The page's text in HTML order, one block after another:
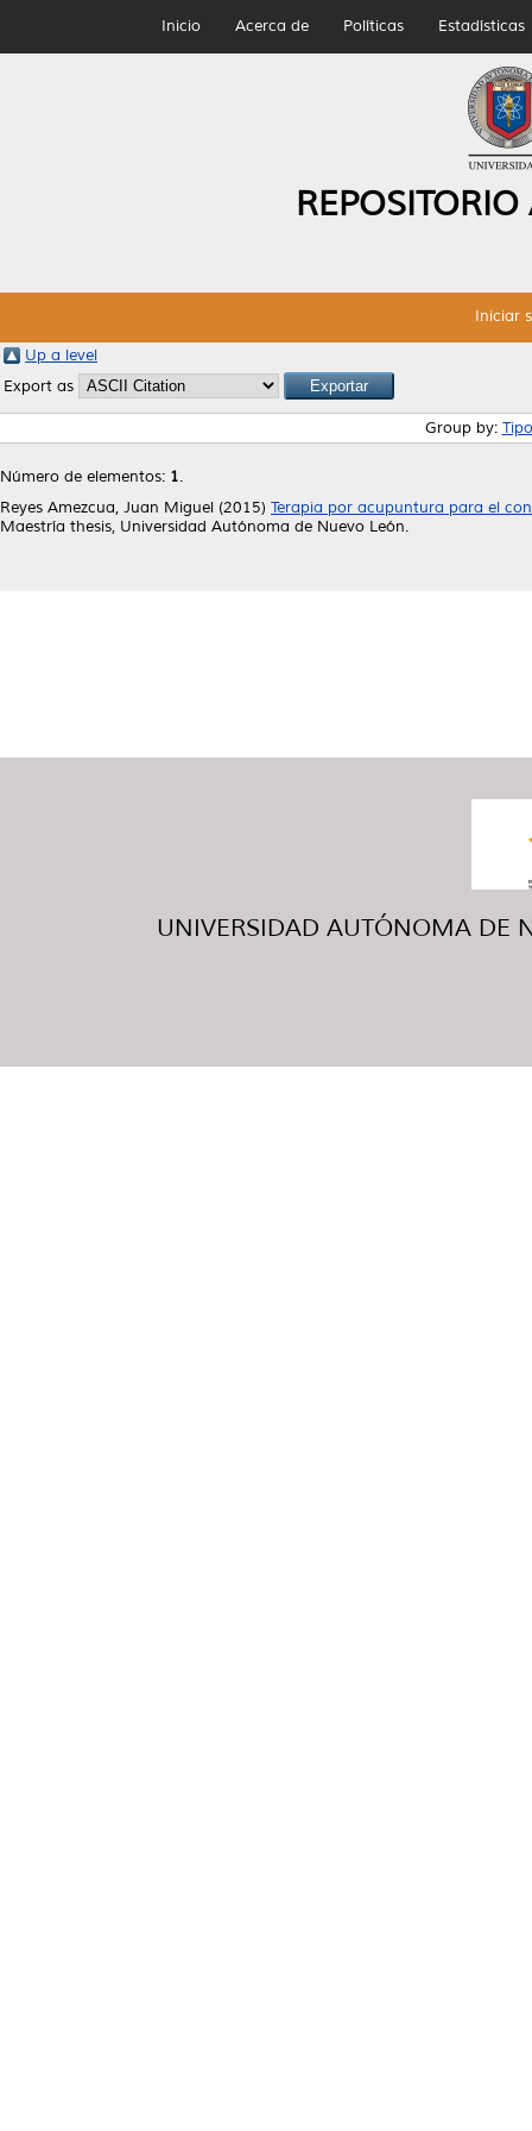
Inicio Acerca de Políticas Estadísticas
Iniciar
Up a level
Export as
Group by:
Número de elementos: 1.
Reyes Amezcua, Juan Miguel (2015) Terapia por acupuntura para el
Maestría thesis, Universidad Autónoma de Nuevo León.
UNIVERSIDAD AUTÓNOMA DE